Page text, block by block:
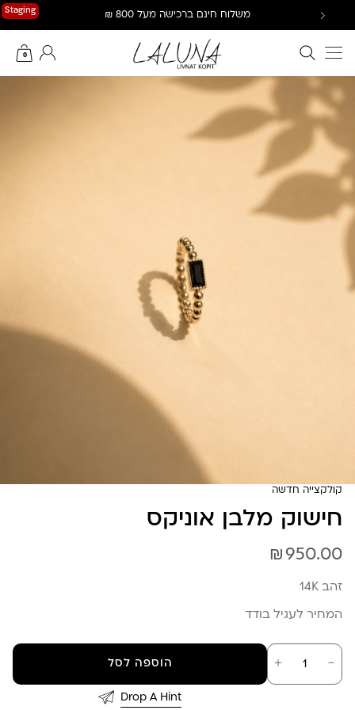
Staging משלוח חינם ברכישה מעל 800 ₪
חיפוש באתר
0
החשבון שלי
קולקצייה חדשה
חישוק מלבן אוניקס
₪950.00
זהב 14K
המחיר לעגיל בודד
－
כמות
של
חישוק
＋ הוספה לסל
Drop A Hint